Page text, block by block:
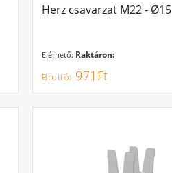
Herz csavarzat M22 - Ø15
Elérhető: Raktáron:
971Ft